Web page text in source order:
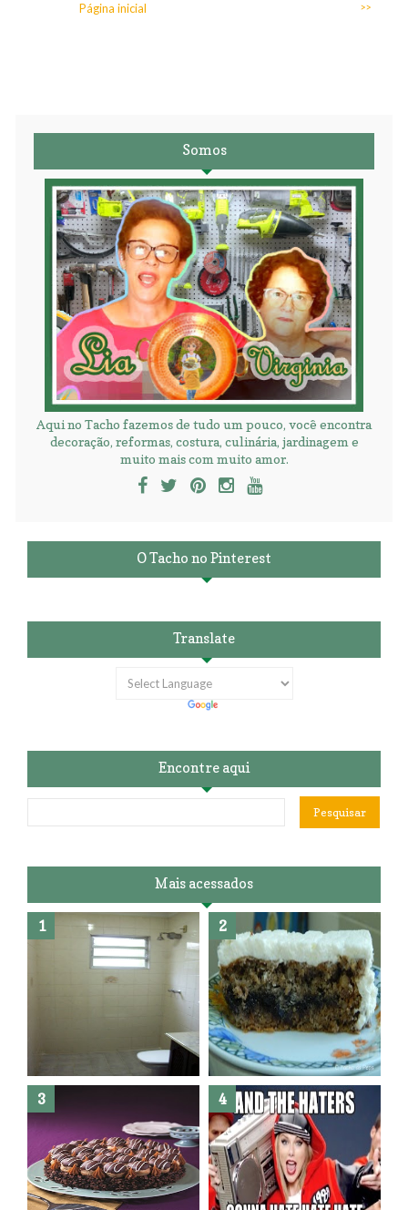
>>
Página inicial
Somos
Aqui no Tacho fazemos de tudo um pouco, você encontra
decoração, reformas, costura, culinária, jardinagem e
muito mais com muito amor.
O Tacho no Pinterest
Translate
Encontre aqui
Mais acessados